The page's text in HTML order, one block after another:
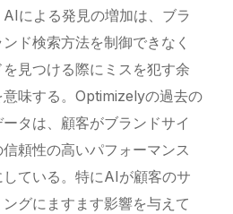
による発見の増加は、ブラ
ド検索方法を制御できなく
見つける際にミスを犯す余
味する。Optimizelyの過去の
タは、顧客がブランドサイ
頼性の高いパフォーマンス
ている。特にAIが顧客のサ
グにますます影響を与えて